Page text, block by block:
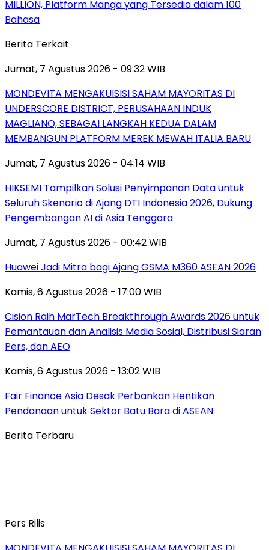
MILLION, Platform Manga yang Tersedia dalam 100
Bahasa
Berita Terkait
Jumat, 7 Agustus 2026 - 09:32 WIB
MONDEVITA MENGAKUISISI SAHAM MAYORITAS DI
UNDERSCORE DISTRICT, PERUSAHAAN INDUK
MAGLIANO, SEBAGAI LANGKAH KEDUA DALAM
MEMBANGUN PLATFORM MEREK MEWAH ITALIA BARU
Jumat, 7 Agustus 2026 - 04:14 WIB
HIKSEMI Tampilkan Solusi Penyimpanan Data untuk
Seluruh Skenario di Ajang DTI Indonesia 2026, Dukung
Pengembangan AI di Asia Tenggara
Jumat, 7 Agustus 2026 - 00:42 WIB
Huawei Jadi Mitra bagi Ajang GSMA M360 ASEAN 2026
Kamis, 6 Agustus 2026 - 17:00 WIB
Cision Raih MarTech Breakthrough Awards 2026 untuk
Pemantauan dan Analisis Media Sosial, Distribusi Siaran
Pers, dan AEO
Kamis, 6 Agustus 2026 - 13:02 WIB
Fair Finance Asia Desak Perbankan Hentikan
Pendanaan untuk Sektor Batu Bara di ASEAN
Berita Terbaru
Pers Rilis